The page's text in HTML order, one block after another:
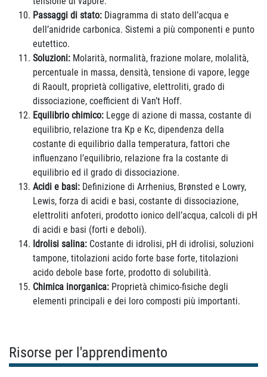
Passaggi di stato: Diagramma di stato dell’acqua e
dell’anidride carbonica. Sistemi a più componenti e punto
eutettico.
Soluzioni: Molarità, normalità, frazione molare, molalità,
percentuale in massa, densità, tensione di vapore, legge
di Raoult, proprietà colligative, elettroliti, grado di
dissociazione, coefficient di Van’t Hoff.
Equilibrio chimico: Legge di azione di massa, costante di
equilibrio, relazione tra Kp e Kc, dipendenza della
costante di equilibrio dalla temperatura, fattori che
influenzano l’equilibrio, relazione fra la costante di
equilibrio ed il grado di dissociazione.
Acidi e basi: Definizione di Arrhenius, Brønsted e Lowry,
Lewis, forza di acidi e basi, costante di dissociazione,
elettroliti anfoteri, prodotto ionico dell’acqua, calcoli di pH
di acidi e basi (forti e deboli).
Idrolisi salina: Costante di idrolisi, pH di idrolisi, soluzioni
tampone, titolazioni acido forte base forte, titolazioni
acido debole base forte, prodotto di solubilità.
Chimica inorganica: Proprietà chimico-fisiche degli
elementi principali e dei loro composti più importanti.
Risorse per l'apprendimento